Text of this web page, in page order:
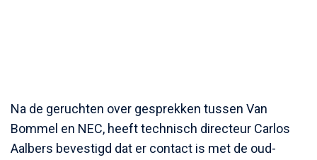
Na de geruchten over gesprekken tussen Van
Bommel en NEC, heeft technisch directeur Carlos
Aalbers bevestigd dat er contact is met de oud-